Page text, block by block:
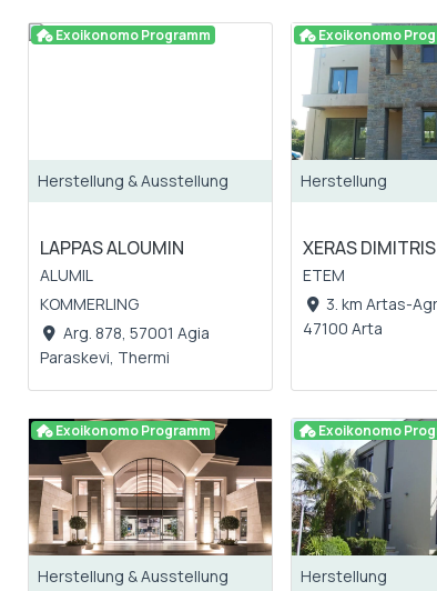
Exoikonomo Programm
Herstellung & Ausstellung
LAPPAS ALOUMIN
ALUMIL
KOMMERLING
Arg. 878, 57001 Agia
Paraskevi, Thermi
Exoikonomo
Herstellung
XERAS DIMITRIS
ETEM
3. km Artas-
47100 Arta
Exoikonomo Programm
Herstellung & Ausstellung
Exoikonomo
Herstellung